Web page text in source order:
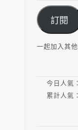
郵
件
地
址
訂閱
一起加入其
今日人氣：
累計人氣：